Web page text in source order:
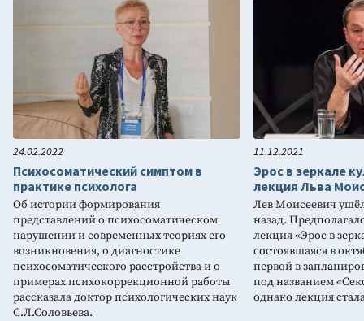
24.02.2022
Психосоматический симптом в
практике психолога
Об истории формирования
представлений о психосоматическом
нарушении и современных теориях его
возникновения, о диагностике
психосоматического расстройства и о
примерах психокоррекционной работы
рассказала доктор психологических наук
С.Л.Соловьева.
11.12.2021
Эрос в зеркале
лекция Льва
Лев Моисеевич
назад.
лекция «Эрос в
состоявшаяся в
первой в
под названием
однако лекция